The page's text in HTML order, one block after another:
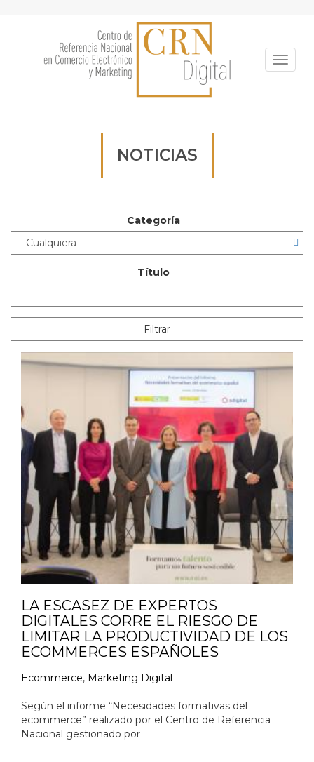
NOTICIAS
Categoría
Título
Filtrar
LA ESCASEZ DE EXPERTOS
DIGITALES CORRE EL RIESGO DE
LIMITAR LA PRODUCTIVIDAD DE LOS
ECOMMERCES ESPAÑOLES
Ecommerce, Marketing Digital
Según el informe “Necesidades formativas del
ecommerce” realizado por el Centro de Referencia
Nacional gestionado por